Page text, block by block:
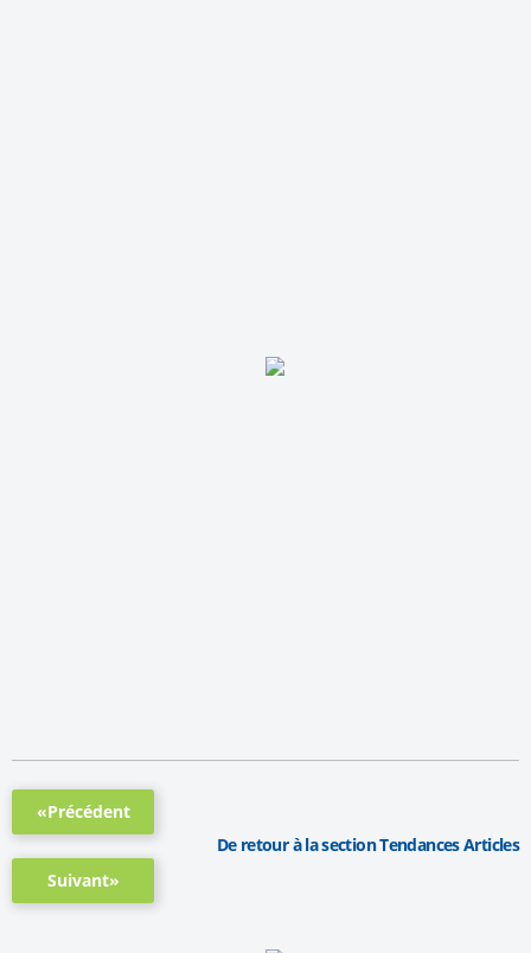
«Précédent
Suivant»
De retour à la section Tendances Articles